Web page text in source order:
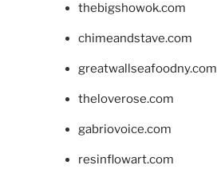
thebigshowok.com
chimeandstave.com
greatwallseafoodny.com
theloverose.com
gabriovoice.com
resinflowart.com